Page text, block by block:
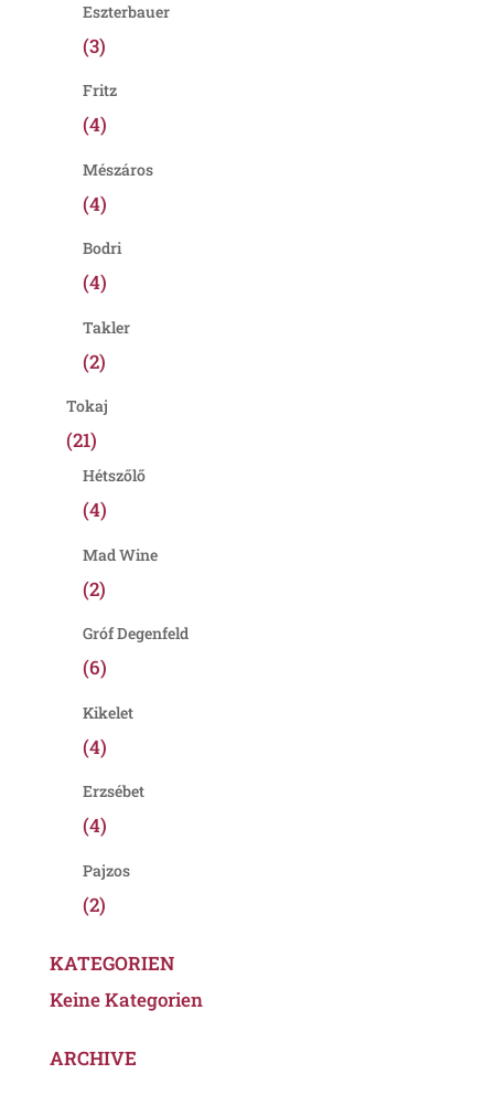
Eszterbauer
(3)
Fritz
(4)
Mészáros
(4)
Bodri
(4)
Takler
(2)
Tokaj
(21)
Hétszőlő
(4)
Mad Wine
(2)
Gróf Degenfeld
(6)
Kikelet
(4)
Erzsébet
(4)
Pajzos
(2)
KATEGORIEN
Keine Kategorien
ARCHIVE